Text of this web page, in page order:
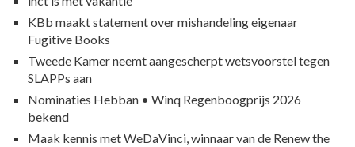
KBb maakt statement over mishandeling eigenaar
Fugitive Books
Tweede Kamer neemt aangescherpt wetsvoorstel tegen
SLAPPs aan
Nominaties Hebban • Winq Regenboogprijs 2026
bekend
Maak kennis met WeDaVinci, winnaar van de Renew the